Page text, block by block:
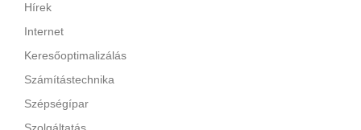
Hírek
Internet
Keresőoptimalizálás
Számítástechnika
Szépségípar